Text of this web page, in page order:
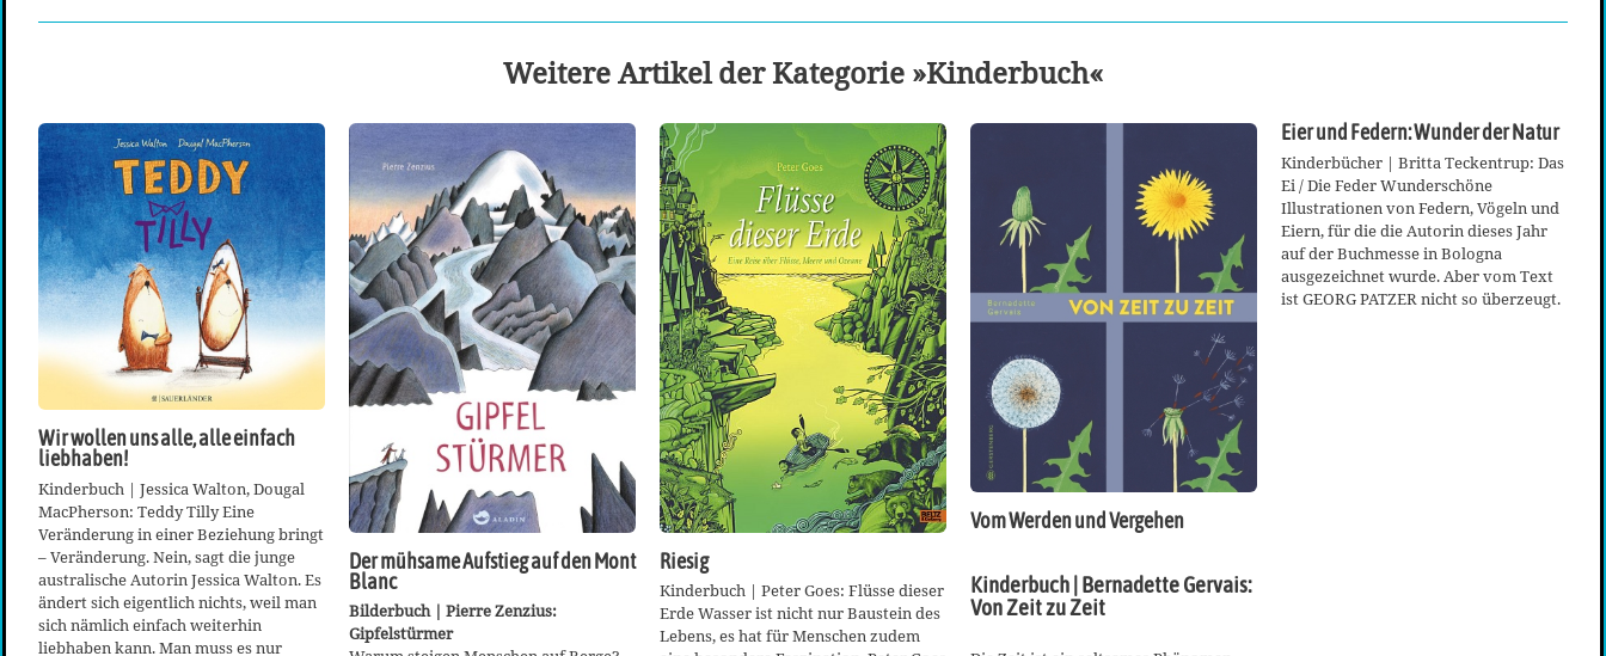
Weitere Artikel der Kategorie »Kinderbuch«
Wir wollen uns alle, alle einfach
liebhaben!
Kinderbuch | Jessica Walton, Dougal
MacPherson: Teddy Tilly Eine
Veränderung in einer Beziehung bringt
– Veränderung. Nein, sagt die junge
australische Autorin Jessica Walton. Es
ändert sich eigentlich nichts, weil man
sich nämlich einfach weiterhin
liebhaben kann. Man muss es nur
Der mühsame Aufstieg auf den Mont
Blanc
Bilderbuch | Pierre Zenzius:
Gipfelstürmer
Riesig
Kinderbuch | Peter Goes: Flüsse dieser
Erde Wasser ist nicht nur Baustein des
Lebens, es hat für Menschen zudem
Vom Werden und Vergehen
Kinderbuch | Bernadette Gervais:
Von Zeit zu Zeit
Eier und Federn: Wunder der Natur
Kinderbücher | Britta Teckentrup: Das
Ei / Die Feder Wunderschöne
Illustrationen von Federn, Vögeln und
Eiern, für die die Autorin dieses Jahr
auf der Buchmesse in Bologna
ausgezeichnet wurde. Aber vom Text
ist GEORG PATZER nicht so überzeugt.